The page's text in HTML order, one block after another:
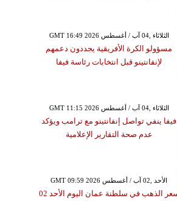
GMT 16:49 2026 الثلاثاء ,04 آب / أغسطس
مسؤولو الكرة الأفريقية يجددون دعمهم
لإنفانتينو قبل انتخابات رئاسة فيفا
GMT 11:15 2026 الثلاثاء ,04 آب / أغسطس
فيفا ينفي تواصل إنفانتينو مع ترامب ويؤكد
عدم صحة التقارير الإعلامية
GMT 09:59 2026 الأحد ,02 آب / أغسطس
سعر الذهب في سلطنة عمان اليوم الأحد 02